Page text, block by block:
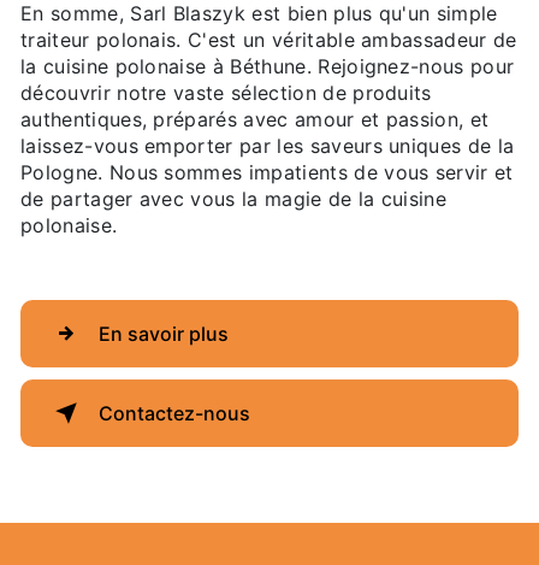
En somme, Sarl Blaszyk est bien plus qu'un simple
traiteur polonais. C'est un véritable ambassadeur de
la cuisine polonaise à Béthune. Rejoignez-nous pour
découvrir notre vaste sélection de produits
authentiques, préparés avec amour et passion, et
laissez-vous emporter par les saveurs uniques de la
Pologne. Nous sommes impatients de vous servir et
de partager avec vous la magie de la cuisine
polonaise.
En savoir plus
Contactez-nous